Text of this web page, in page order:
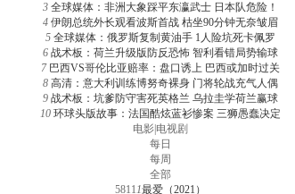
3 全球媒体：非洲大象踩平东瀛武士 日本队危险！
4 伊朗总统外长观看波斯首战 枯坐90分钟无奈皱眉
5 全球媒体：俄罗斯复制黄油手 1人险坑死卡佩罗
6 战术板：荷兰升级版防反恐怖 智利看错局势输球
7 巴西VS哥伦比亚赔率：盘口诱上 巴西或加时过关
8 高清：意大利训练博努奇裸身 门将轮战充气人偶
9 战术板：坑爹防守害死英格兰 乌拉圭学荷兰赢球
10 环球头版故事：法国酷炫蓝衫惨案 三狮愚蠢决定
电影 电视剧
每日
每周
全部
58111最爱（2021）